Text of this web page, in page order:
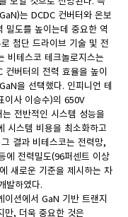
는 DCDC 컨버터와 온보
밀도를 높이는데 중요한 역
첨단 드라이브 기술 및 전
비테스코 테크놀로지스는
버터의 전력 효율을 높이
을 선택했다. 인피니언 테
이사 이승수)의 650V
전반적인 시스템 성능을
시스템 비용을 최소화하고
결과 비테스코는 전력망,
에 전력밀도(96퍼센트 이상
새로운 기준을 제시하는 차
발하였다.
이션에서 GaN 기반 트랜지
만, 더욱 중요한 것은